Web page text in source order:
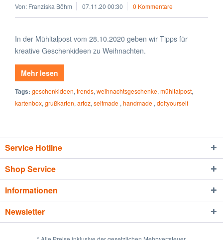
Von: Franziska Böhm 07.11.20 00:30 0 Kommentare
In der Mühltalpost vom 28.10.2020 geben wir Tipps für
kreative Geschenkideen zu Weihnachten.
Mehr lesen
Tags: geschenkideen, trends, weihnachtsgeschenke, mühltalpost,
kartenbox, grußkarten, artoz, selfmade , handmade , doityourself
Service Hotline
Shop Service
Informationen
Newsletter